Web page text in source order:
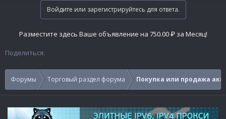
Войдите или зарегистрируйтесь для ответа.
Разместите здесь Ваше объявление на 750.00 ₽ за Месяц!
Поделиться:
Форумы Торговый раздел форума Покупка или продажа